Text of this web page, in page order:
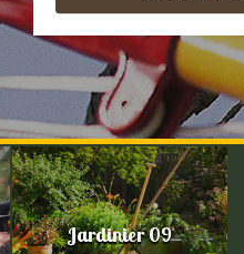
Jardinier 09